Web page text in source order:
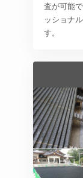
査が可能
ッショナ
す。